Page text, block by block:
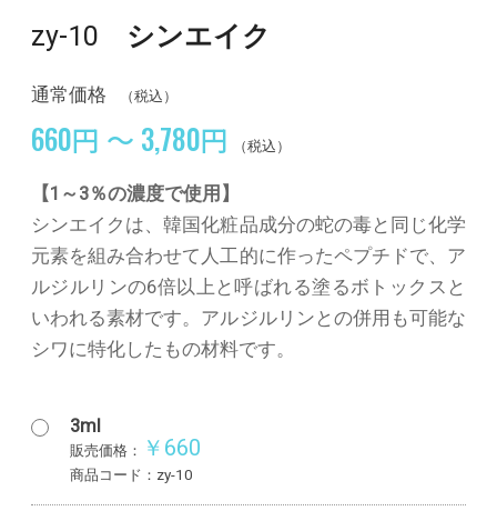
zy-10 シンエイク
通常価格 （税込）
660円 ～ 3,780円 （税込）
【1～3％の濃度で使用】
シンエイクは、韓国化粧品成分の蛇の毒と同じ化学
元素を組み合わせて人工的に作ったペプチドで、ア
ルジルリンの6倍以上と呼ばれる塗るボトックスと
いわれる素材です。アルジルリンとの併用も可能な
シワに特化したもの材料です。
3ml
販売価格： ￥660
商品コード：zy-10